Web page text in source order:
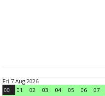
Fri 7 Aug 2026
00
01 02 03 04 05 06 07